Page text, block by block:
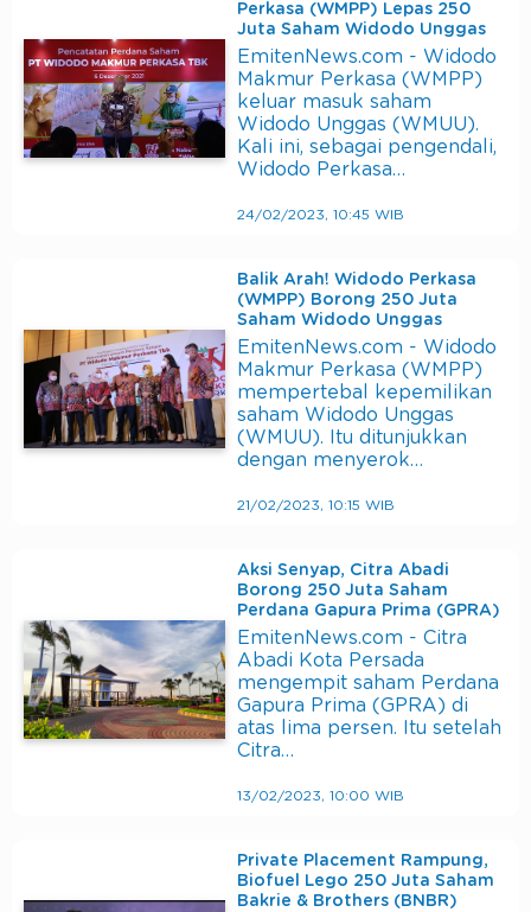
Perkasa (WMPP) Lepas 250
Juta Saham Widodo Unggas
EmitenNews.com - Widodo
Makmur Perkasa (WMPP)
keluar masuk saham
Widodo Unggas (WMUU).
Kali ini, sebagai pengendali,
Widodo Perkasa…
24/02/2023, 10:45 WIB
Balik Arah! Widodo Perkasa
(WMPP) Borong 250 Juta
Saham Widodo Unggas
EmitenNews.com - Widodo
Makmur Perkasa (WMPP)
mempertebal kepemilikan
saham Widodo Unggas
(WMUU). Itu ditunjukkan
dengan menyerok…
21/02/2023, 10:15 WIB
Aksi Senyap, Citra Abadi
Borong 250 Juta Saham
Perdana Gapura Prima (GPRA)
EmitenNews.com - Citra
Abadi Kota Persada
mengempit saham Perdana
Gapura Prima (GPRA) di
atas lima persen. Itu setelah
Citra…
13/02/2023, 10:00 WIB
Private Placement Rampung,
Biofuel Lego 250 Juta Saham
Bakrie & Brothers (BNBR)